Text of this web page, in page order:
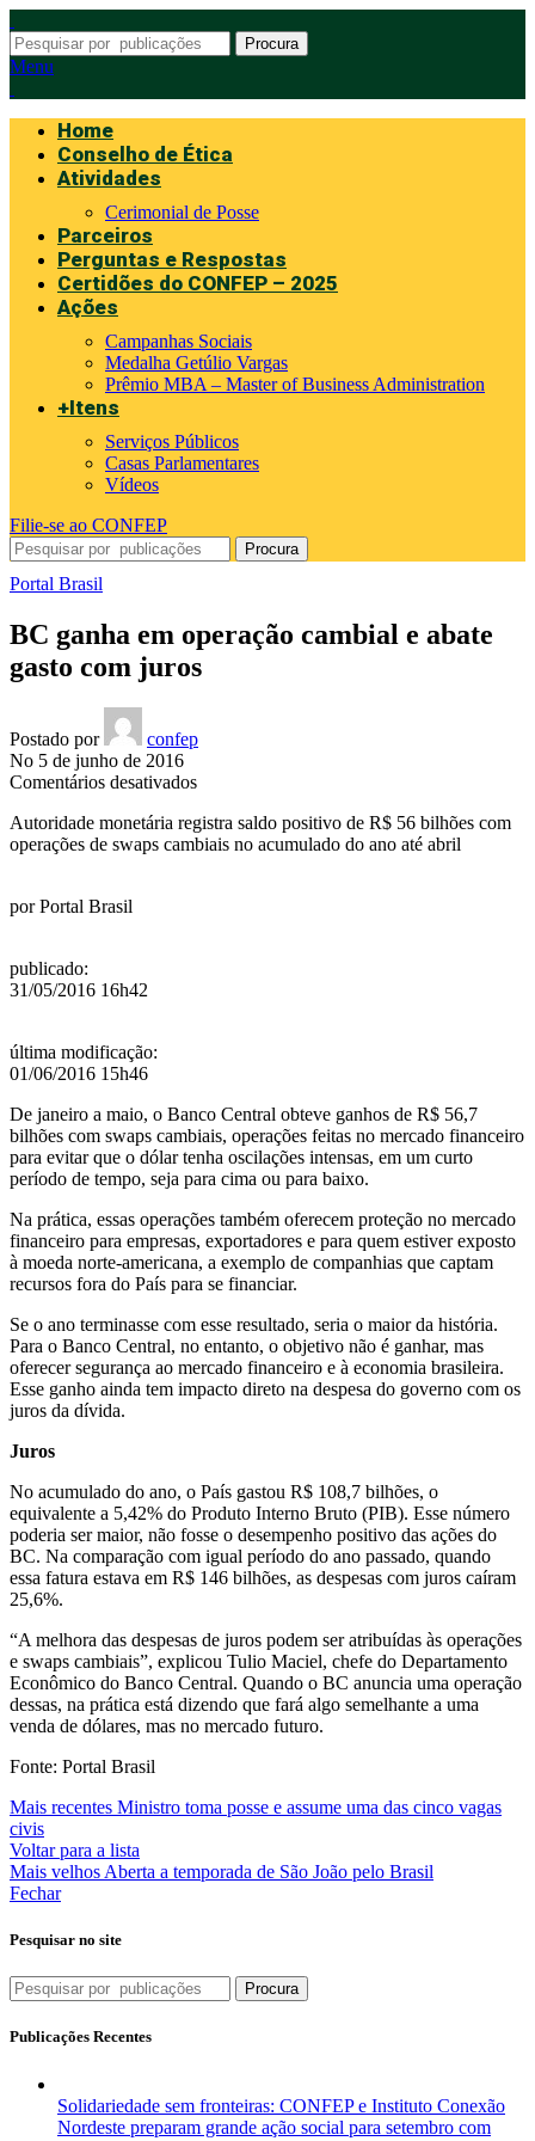
Procura
Menu
Home
Conselho de Ética
Atividades
Cerimonial de Posse
Parceiros
Perguntas e Respostas
Certidões do CONFEP – 2025
Ações
Campanhas Sociais
Medalha Getúlio Vargas
Prêmio MBA – Master of Business Administration
+Itens
Serviços Públicos
Casas Parlamentares
Vídeos
Filie-se ao CONFEP
Procura
Portal Brasil
BC ganha em operação cambial e abate
gasto com juros
Postado por
confep
No 5 de junho de 2016
Comentários desativadosem
ganha
em
Autoridade monetária registra saldo positivo de R$ 56 bilhões com
operações de swaps cambiais no acumulado do ano até abril
porPortal Brasil
publicado:
31/05/2016 16h42
última modificação:
01/06/2016 15h46
De janeiro a maio, o Banco Central obteve ganhos de R$ 56,7
bilhões com swaps cambiais, operações feitas no mercado financeiro
para evitar que o dólar tenha oscilações intensas, em um curto
período de tempo, seja para cima ou para baixo.
Na prática, essas operações também oferecem proteção no mercado
financeiro para empresas, exportadores e para quem estiver exposto
à moeda norte-americana, a exemplo de companhias que captam
recursos fora do País para se financiar.
Se o ano terminasse com esse resultado, seria o maior da história.
Para o Banco Central, no entanto, o objetivo não é ganhar, mas
oferecer segurança ao mercado financeiro e à economia brasileira.
Esse ganho ainda tem impacto direto na despesa do governo com os
juros da dívida.
Juros
No acumulado do ano, o País gastou R$ 108,7 bilhões, o
equivalente a 5,42% do Produto Interno Bruto (PIB). Esse número
poderia ser maior, não fosse o desempenho positivo das ações do
BC. Na comparação com igual período do ano passado, quando
essa fatura estava em R$ 146 bilhões, as despesas com juros caíram
25,6%.
“A melhora das despesas de juros podem ser atribuídas às operações
e swaps cambiais”, explicou Tulio Maciel, chefe do Departamento
Econômico do Banco Central. Quando o BC anuncia uma operação
dessas, na prática está dizendo que fará algo semelhante a uma
venda de dólares, mas no mercado futuro.
Fonte: Portal Brasil
Mais recentes Ministro toma posse e assume uma das cinco vagas
civis
Voltar para a lista
Mais velhos Aberta a temporada de São João pelo Brasil
Fechar
Pesquisar no site
Procura
Publicações Recentes
Solidariedade sem fronteiras: CONFEP e Instituto Conexão
Nordeste preparam grande ação social para setembro com